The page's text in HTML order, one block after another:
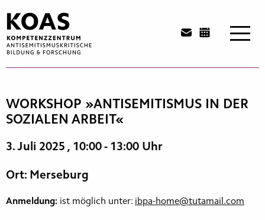
Inhalt
springen
WORKSHOP »ANTISEMITISMUS IN DER
SOZIALEN ARBEIT«
3. Juli 2025 , 10:00 - 13:00 Uhr
Ort: Merseburg
Anmeldung: ist möglich unter: ibpa-home@tutamail.com